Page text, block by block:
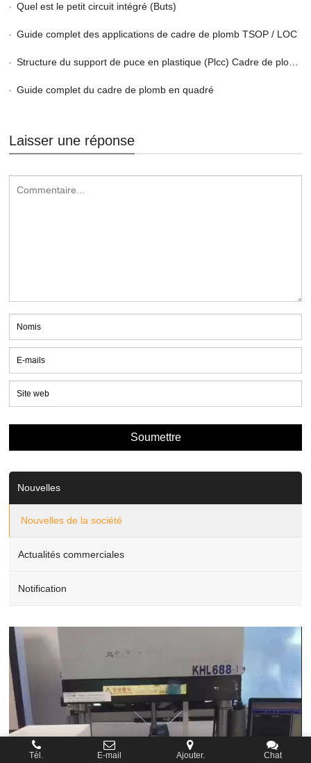
Quel est le petit circuit intégré (Buts)
Guide complet des applications de cadre de plomb TSOP / LOC
Structure du support de puce en plastique (Plcc) Cadre de plomb
Guide complet du cadre de plomb en quadré
Laisser une réponse
Nouvelles
Nouvelles de la société
Actualités commerciales
Notification
Video
Player
Tél. E-mail Ajouter. Chat